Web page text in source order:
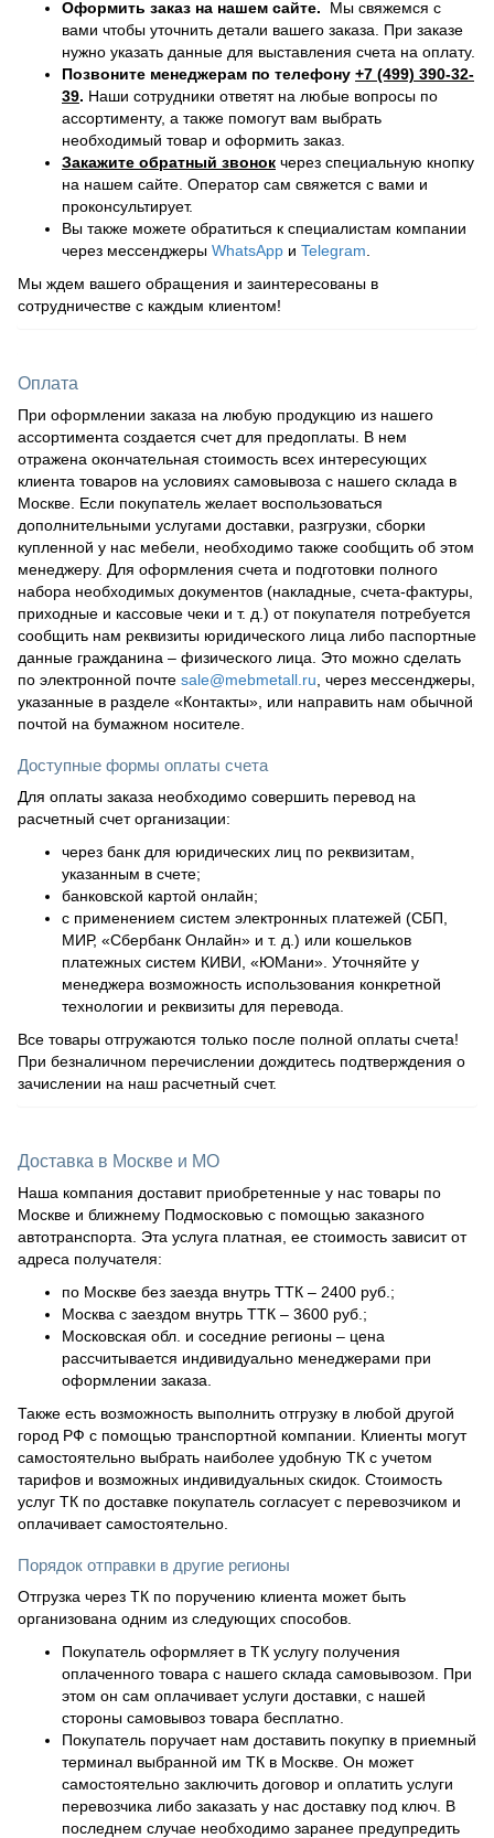
Оформить заказ на нашем сайте. Мы свяжемся с
вами чтобы уточнить детали вашего заказа. При заказе
нужно указать данные для выставления счета на оплату.
Позвоните менеджерам по телефону +7 (499) 390-32-
39. Наши сотрудники ответят на любые вопросы по
ассортименту, а также помогут вам выбрать
необходимый товар и оформить заказ.
Закажите обратный звонок через специальную кнопку
на нашем сайте. Оператор сам свяжется с вами и
проконсультирует.
Вы также можете обратиться к специалистам компании
через мессенджеры WhatsApp и Telegram
Мы ждем вашего обращения и заинтересованы в
сотрудничестве с каждым клиентом!
Оплата
При оформлении заказа на любую продукцию из нашего
ассортимента создается счет для предоплаты. В нем
отражена окончательная стоимость всех интересующих
клиента товаров на условиях самовывоза с нашего склада в
Москве. Если покупатель желает воспользоваться
дополнительными услугами доставки, разгрузки, сборки
купленной у нас мебели, необходимо также сообщить об этом
менеджеру. Для оформления счета и подготовки полного
набора необходимых документов (накладные, счета-фактуры,
приходные и кассовые чеки и т. д.) от покупателя потребуется
сообщить нам реквизиты юридического лица либо паспортные
данные гражданина – физического лица. Это можно сделать
по электронной почте sale@mebmetall.ru , через мессенджеры,
указанные в разделе «Контакты», или направить нам обычной
почтой на бумажном носителе.
Доступные формы оплаты счета
Для оплаты заказа необходимо совершить перевод на
расчетный счет организации:
через банк для юридических лиц по реквизитам,
указанным в счете;
банковской картой онлайн;
с применением систем электронных платежей (СБП,
МИР, «Сбербанк Онлайн» и т. д.) или кошельков
платежных систем КИВИ, «ЮМани». Уточняйте у
менеджера возможность использования конкретной
технологии и реквизиты для перевода.
Все товары отгружаются только после полной оплаты счета!
При безналичном перечислении дождитесь подтверждения о
зачислении на наш расчетный счет.
Доставка в Москве и МО
Наша компания доставит приобретенные у нас товары по
Москве и ближнему Подмосковью с помощью заказного
автотранспорта. Эта услуга платная, ее стоимость зависит от
адреса получателя:
по Москве без заезда внутрь ТТК – 2400 руб.;
Москва с заездом внутрь ТТК – 3600 руб.;
Московская обл. и соседние регионы – цена
рассчитывается индивидуально менеджерами при
оформлении заказа.
Также есть возможность выполнить отгрузку в любой другой
город РФ с помощью транспортной компании. Клиенты могут
самостоятельно выбрать наиболее удобную ТК с учетом
тарифов и возможных индивидуальных скидок. Стоимость
услуг ТК по доставке покупатель согласует с перевозчиком и
оплачивает самостоятельно.
Порядок отправки в другие регионы
Отгрузка через ТК по поручению клиента может быть
организована одним из следующих способов.
Покупатель оформляет в ТК услугу получения
оплаченного товара с нашего склада самовывозом. При
этом он сам оплачивает услуги доставки, с нашей
стороны самовывоз товара бесплатно.
Покупатель поручает нам доставить покупку в приемный
терминал выбранной им ТК в Москве. Он может
самостоятельно заключить договор и оплатить услуги
перевозчика либо заказать у нас доставку под ключ. В
последнем случае необходимо заранее предупредить